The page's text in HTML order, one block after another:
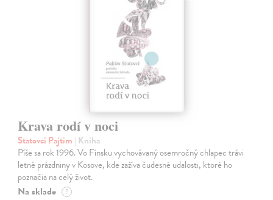
Krava rodí v noci
Statovci Pajtim | Kniha
Píše sa rok 1996. Vo Fínsku vychovávaný osemročný chlapec trávi
letné prázdniny v Kosove, kde zažíva čudesné udalosti, ktoré ho
poznačia na celý život.
Na sklade ?